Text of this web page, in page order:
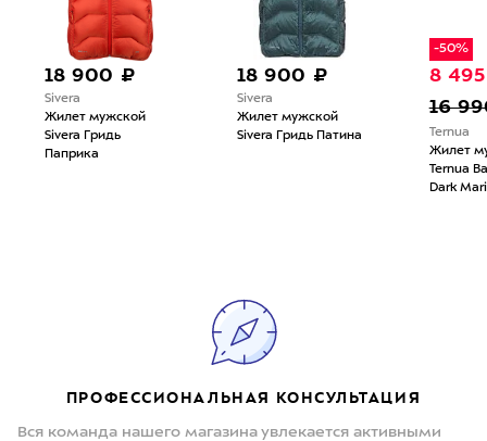
18 900 ₽
Sivera
Жилет мужской
Sivera Гридь Патина
-50%
8 495 ₽
16 990 ₽
Ternua
ПРОФЕССИОНАЛЬНАЯ КОНСУЛЬТАЦИЯ
Вся команда нашего магазина увлекается активными